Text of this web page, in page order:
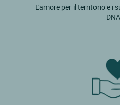
L'amore per il territorio e i
DNA.